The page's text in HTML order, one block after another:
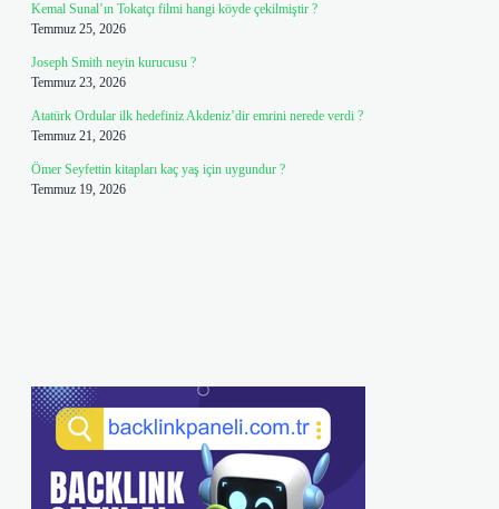
Kemal Sunal’ın Tokatçı filmi hangi köyde çekilmiştir ?
Temmuz 25, 2026
Joseph Smith neyin kurucusu ?
Temmuz 23, 2026
Atatürk Ordular ilk hedefiniz Akdeniz’dir emrini nerede verdi ?
Temmuz 21, 2026
Ömer Seyfettin kitapları kaç yaş için uygundur ?
Temmuz 19, 2026